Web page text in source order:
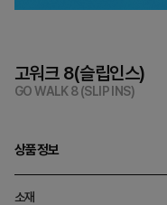
고워크 8(슬립인스)
GO WALK 8 (SLIP INS)
상품정보
소재